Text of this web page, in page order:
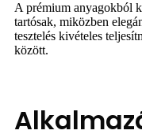
A prémium anyagokból
tartósak, miközben
tesztelés kivételes
között.